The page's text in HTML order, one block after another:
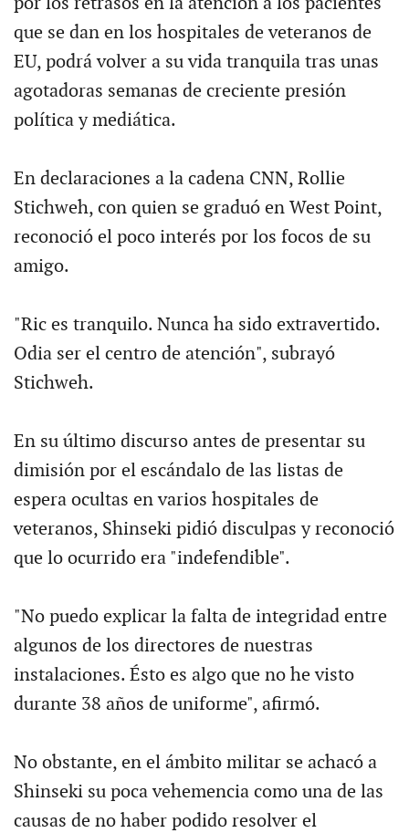
que se dan en los hospitales de veteranos de
EU, podrá volver a su vida tranquila tras unas
agotadoras semanas de creciente presión
política y mediática.
En declaraciones a la cadena CNN, Rollie
Stichweh, con quien se graduó en West Point,
reconoció el poco interés por los focos de su
amigo.
"Ric es tranquilo. Nunca ha sido extravertido.
Odia ser el centro de atención", subrayó
Stichweh.
En su último discurso antes de presentar su
dimisión por el escándalo de las listas de
espera ocultas en varios hospitales de
veteranos, Shinseki pidió disculpas y reconoció
que lo ocurrido era "indefendible".
"No puedo explicar la falta de integridad entre
algunos de los directores de nuestras
instalaciones. Ésto es algo que no he visto
durante 38 años de uniforme", afirmó.
No obstante, en el ámbito militar se achacó a
Shinseki su poca vehemencia como una de las
causas de no haber podido resolver el